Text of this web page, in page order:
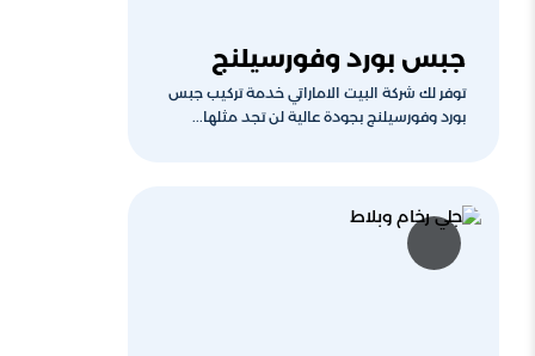
جبس بورد وفورسيلنج
توفر لك شركة البيت الاماراتي خدمة تركيب جبس
بورد وفورسيلنج بجودة عالية لن تجد مثلها...